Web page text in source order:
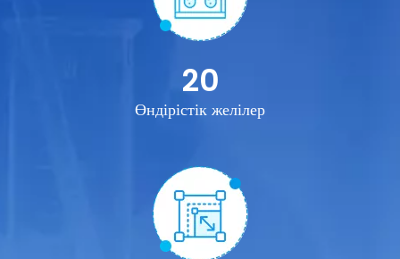
20
Өндірістік желілер